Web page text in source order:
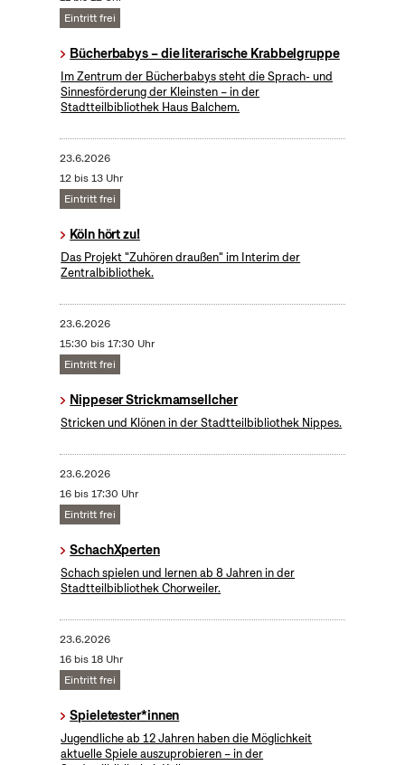
Eintritt frei
Bücherbabys – die literarische Krabbelgruppe
Im Zentrum der Bücherbabys steht die Sprach- und
Sinnesförderung der Kleinsten – in der
Stadtteilbibliothek Haus Balchem.
23.6.2026
12 bis 13 Uhr
Eintritt frei
Köln hört zu!
Das Projekt "Zuhören draußen" im Interim der
Zentralbibliothek.
23.6.2026
15:30 bis 17:30 Uhr
Eintritt frei
Nippeser Strickmamsellcher
Stricken und Klönen in der Stadtteilbibliothek Nippes.
23.6.2026
16 bis 17:30 Uhr
Eintritt frei
SchachXperten
Schach spielen und lernen ab 8 Jahren in der
Stadtteilbibliothek Chorweiler.
23.6.2026
16 bis 18 Uhr
Eintritt frei
Spieletester*innen
Jugendliche ab 12 Jahren haben die Möglichkeit
aktuelle Spiele auszuprobieren – in der